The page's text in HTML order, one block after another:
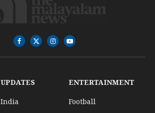
Facebook
X
(Twitter)
InstagramYouTube
UPDATES
India
ENTERTAINMENT
Football